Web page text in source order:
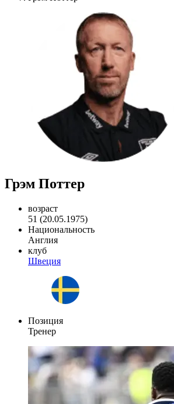
Грэм Поттер
возраст
51 (20.05.1975)
Национальность
Англия
клуб
Швеция
Позиция
Тренер